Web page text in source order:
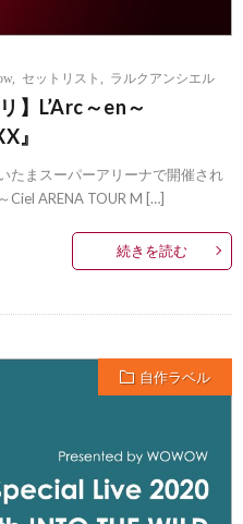
, セットリスト ラルクアンシエル
】L’Arc～en～
』
たまスーパーアリーナで開催され
Ciel ARENA TOUR M […]
続きを読む
自作ラベル